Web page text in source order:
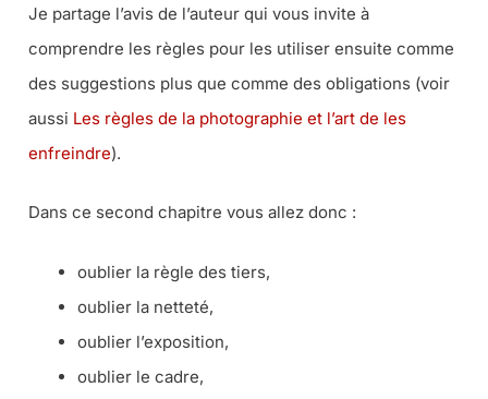
Je partage l’avis de l’auteur qui vous invite à
comprendre les règles pour les utiliser ensuite comme
des suggestions plus que comme des obligations (voir
aussi Les règles de la photographie et l’art de les
enfreindre).
Dans ce second chapitre vous allez donc :
oublier la règle des tiers,
oublier la netteté,
oublier l’exposition,
oublier le cadre,